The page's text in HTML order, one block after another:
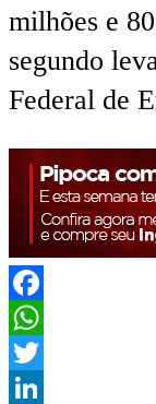
milhões e
segundo
Federal de
Facebook
WhatsApp
Twitter